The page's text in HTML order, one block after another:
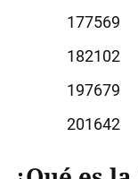
7569
2102
7679
1642